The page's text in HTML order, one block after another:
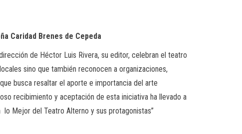
Caridad Brenes de Cepeda
de Héctor Luis Rivera, su editor, celebran el teatro
sino que también reconocen a organizaciones,
busca resaltar el aporte e importancia del arte
recibimiento y aceptación de esta iniciativa ha llevado a
lo Mejor del Teatro Alterno y sus protagonistas”